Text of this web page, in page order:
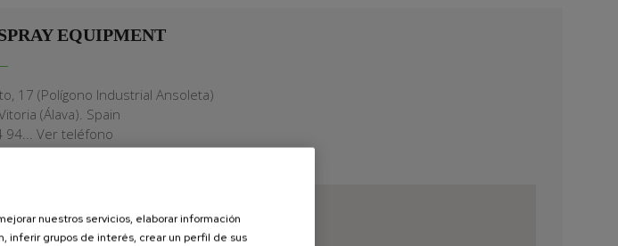
EQUIPMENT
17 (Polígono Industrial Ansoleta)
(Álava). Spain
94...Ver teléfono
Ver e-mail
nuestros servicios, elaborar información
inferir grupos de interés, crear un perfil de sus